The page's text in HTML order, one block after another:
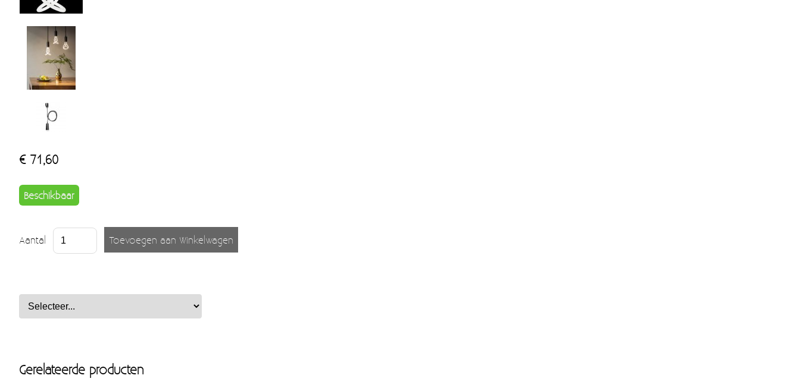
€ 71,60
Beschikbaar
Aantal
Gerelateerde producten